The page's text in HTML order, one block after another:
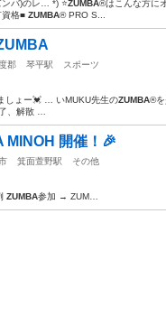
バ)のレ… *) ⭐️ZUMBA®はこんな方に
格■ ZUMBA® PRO S...
郡 琴平駅
スポーツ
しょー💓 … いMUKU先生のZUMBA®︎
、解散 …
MINOH 開催！🎉
箕面萱野駅
その他
ZUMBA参加 → ZUM…